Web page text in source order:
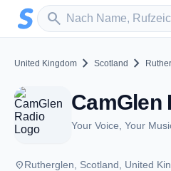
Zum Hauptinhalt springen
search
Sender suchen
United Kingdom chevron_right Scotland chevron_right
Your Voice, Your
placeRutherglen, Scotland, United